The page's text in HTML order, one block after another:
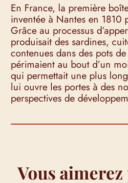
En France, la première
inventée à Nantes en 1810
Grâce au processus
produisait des sardines,
contenues dans des pots
périmaient au bout d’un
qui permettait une plus
lui ouvre les portes à des
perspectives de
Vous